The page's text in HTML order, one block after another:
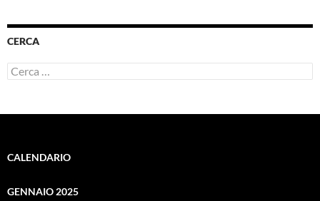
CERCA
Ricerca
per:
CALENDARIO
GENNAIO 2025